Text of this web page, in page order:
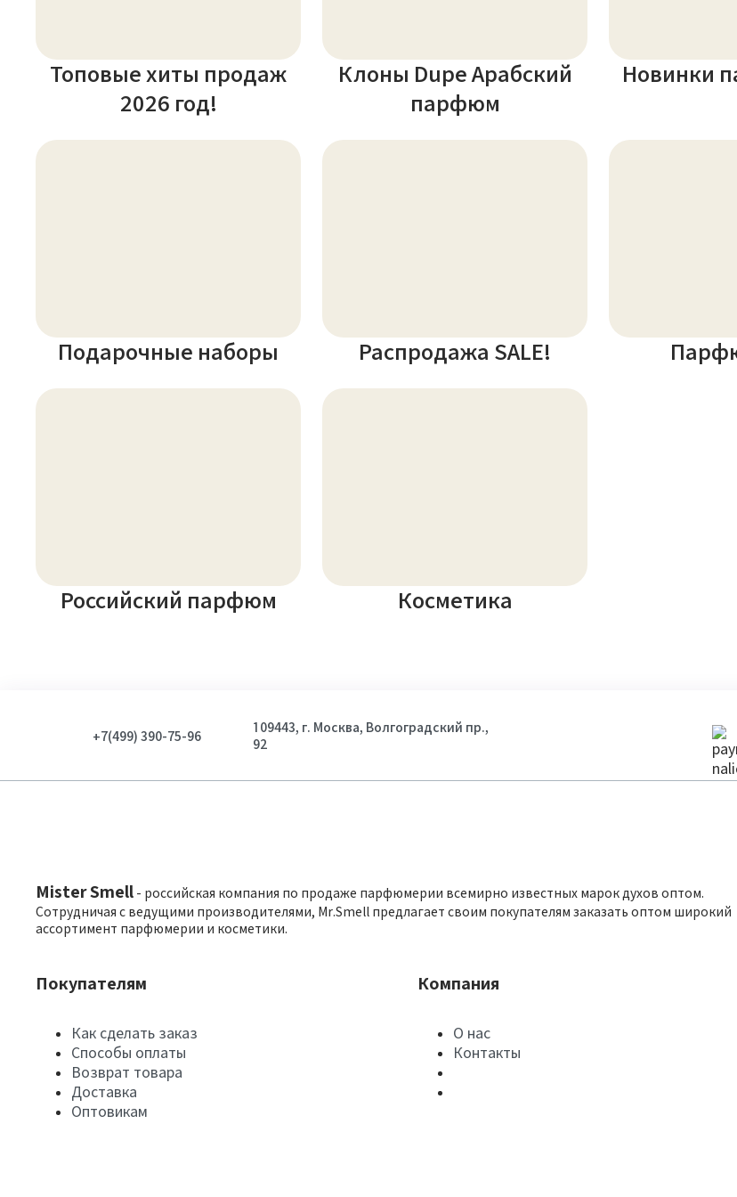
Топовые хиты продаж
2026 год!
Клоны Dupe Арабский
парфюм
Новинки
Подарочные наборы Распродажа SALE!
Российский парфюм Косметика
+7(499) 390-75-96
109443, г. Москва, Волгоградский пр.,
92
Mister Smell - российская компания по продаже парфюмерии всемирно известных марок духов оптом.
Сотрудничая с ведущими производителями, Mr.Smell предлагает своим покупателям заказать оптом широкий
ассортимент парфюмерии и косметики.
Покупателям
Как сделать заказ
Способы оплаты
Возврат товара
Доставка
Оптовикам
Компания
О нас
Контакты